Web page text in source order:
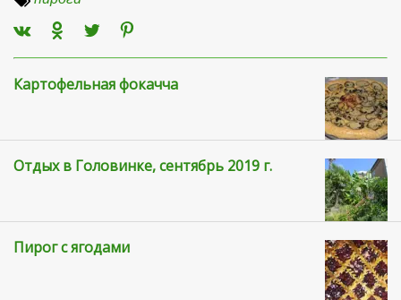
Картофельная фокачча
Отдых в Головинке, сентябрь 2019 г.
Пирог с ягодами